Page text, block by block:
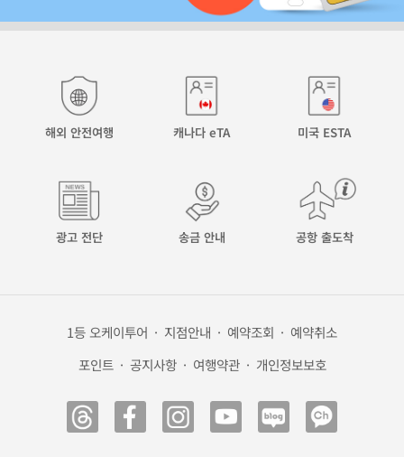
해외 안전여행 캐나다 eTA 미국 ESTA
광고 전단 송금 안내 공항 출도착
1등 오케이투어 · 지점안내 · 예약조회 · 예약취소
포인트 · 공지사항 · 여행약관 · 개인정보보호